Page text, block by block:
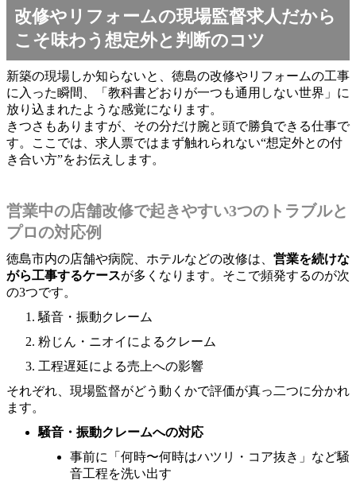
改修やリフォームの現場監督求人だから
こそ味わう想定外と判断のコツ
新築の現場しか知らないと、徳島の改修やリフォームの工事
に入った瞬間、「教科書どおりが一つも通用しない世界」に
放り込まれたような感覚になります。
きつさもありますが、その分だけ腕と頭で勝負できる仕事で
す。ここでは、求人票ではまず触れられない“想定外との付
き合い方”をお伝えします。
営業中の店舗改修で起きやすい3つのトラブルと
プロの対応例
徳島市内の店舗や病院、ホテルなどの改修は、 営業を続けな
がら工事するケースが多くなります。そこで頻発するのが次
の3つです。
騒音・振動クレーム
粉じん・ニオイによるクレーム
工程遅延による売上への影響
それぞれ、現場監督がどう動くかで評価が真っ二つに分かれ
ます。
騒音・振動クレームへの対応
事前に「何時〜何時はハツリ・コア抜き」など騒
音工程を洗い出す